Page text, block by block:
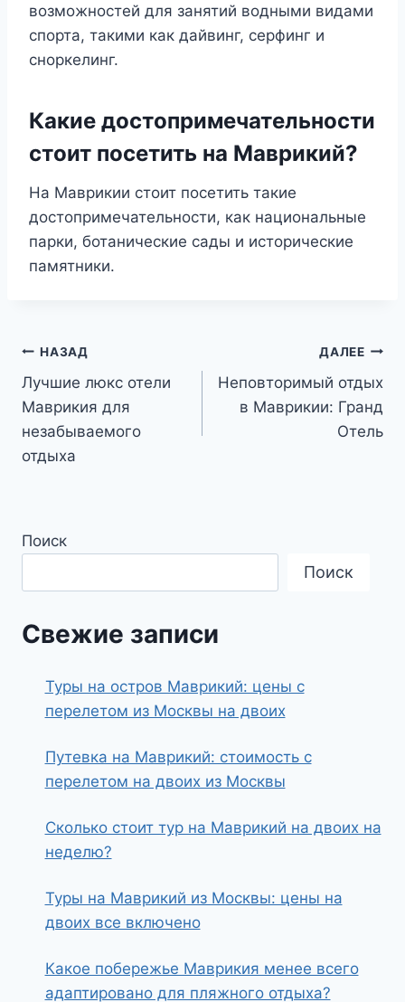
возможностей для занятий водными видами
спорта, такими как дайвинг, серфинг и
сноркелинг.
Какие достопримечательности
стоит посетить на Маврикий?
На Маврикии стоит посетить такие
достопримечательности, как национальные
парки, ботанические сады и исторические
памятники.
Навигация
по
записям
НАЗАД
Лучшие люкс отели
Маврикия для
незабываемого
отдыха
ДАЛЕЕ
Неповторимый отдых
в Маврикии: Гранд
Отель
Поиск
Поиск
Свежие записи
Туры на остров Маврикий: цены с
перелетом из Москвы на двоих
Путевка на Маврикий: стоимость с
перелетом на двоих из Москвы
Сколько стоит тур на Маврикий на двоих на
неделю?
Туры на Маврикий из Москвы: цены на
двоих все включено
Какое побережье Маврикия менее всего
адаптировано для пляжного отдыха?